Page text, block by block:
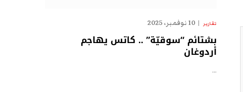
تقارير 10 نوفمبر، 2025
بشتائم “سوقيّة” .. كاتس يهاجم
أردوغان
…